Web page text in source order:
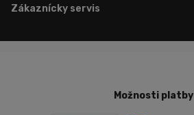
Zákaznícky servis
Možnosti platby